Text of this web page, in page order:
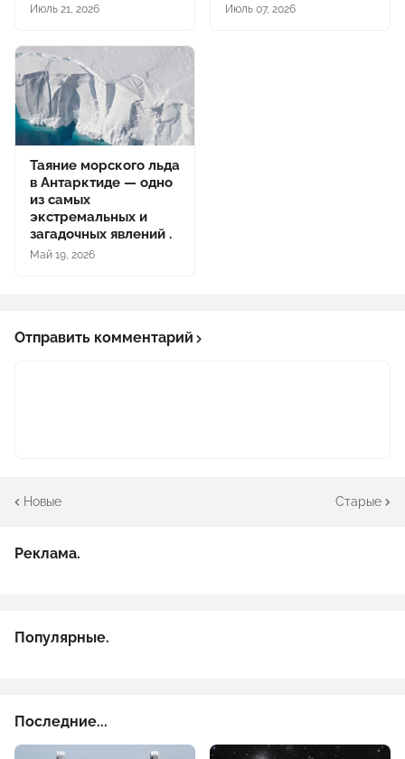
Июль 21, 2026 Июль 07, 2026
Таяние морского льда
в Антарктиде — одно
из самых
экстремальных и
загадочных явлений .
Май 19, 2026
Отправить комментарий
Новые Старые
Реклама.
Популярные.
Последние...